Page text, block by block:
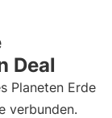
Deal
Planeten Erde
verbunden.